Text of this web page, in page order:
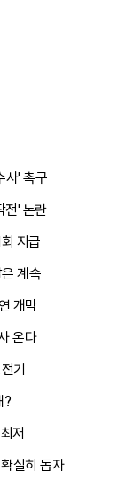
사' 촉구
전' 논란
지급
계속
개막
온다
기
?
저
실히 돕자